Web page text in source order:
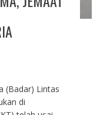
(Badar) Lintas
di